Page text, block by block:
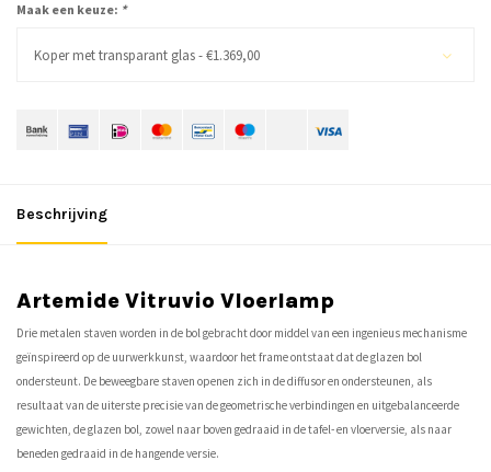
Maak een keuze: *
Koper met transparant glas - €1.369,00
Beschrijving
Artemide Vitruvio Vloerlamp
Drie metalen staven worden in de bol gebracht door middel van een ingenieus mechanisme
geïnspireerd op de uurwerkkunst, waardoor het frame ontstaat dat de glazen bol
ondersteunt. De beweegbare staven openen zich in de diffusor en ondersteunen, als
resultaat van de uiterste precisie van de geometrische verbindingen en uitgebalanceerde
gewichten, de glazen bol, zowel naar boven gedraaid in de tafel- en vloerversie, als naar
beneden gedraaid in de hangende versie.